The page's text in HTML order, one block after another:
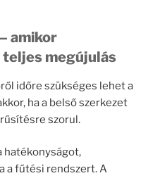
amikor
teljes megújulás
időre szükséges lehet a
ha a belső szerkezet
szorul.
hatékonyságot,
a fűtési rendszert. A